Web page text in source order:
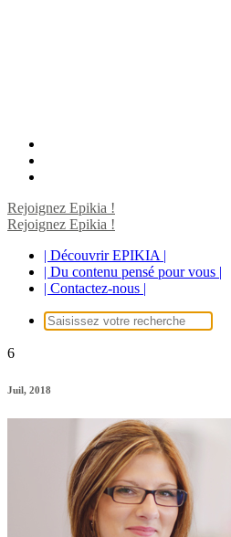
Rejoignez Epikia !
Rejoignez Epikia !
| Découvrir EPIKIA |
| Du contenu pensé pour vous |
| Contactez-nous |
Recherche
pour :
6
Juil, 2018